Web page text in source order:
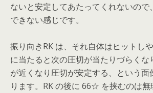
ないと安定してあたってくれないので
できない感じです。
振り向きRK は、それ自体はヒットし
に当たると次の圧切が当たりづらくな
が近くなり圧切が安定する、という面
ります。RK の後に 66☆ を挟むのは